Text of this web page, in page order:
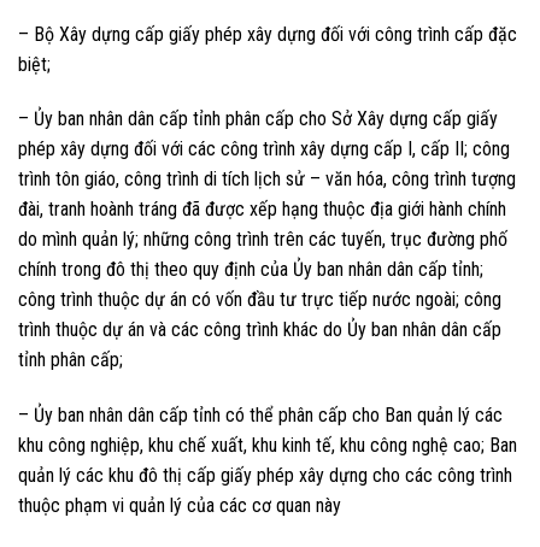
– Bộ Xây dựng cấp giấy phép xây dựng đối với công trình cấp đặc
biệt;
– Ủy ban nhân dân cấp tỉnh phân cấp cho Sở Xây dựng cấp giấy
phép xây dựng đối với các công trình xây dựng cấp I, cấp II; công
trình tôn giáo, công trình di tích lịch sử – văn hóa, công trình tượng
đài, tranh hoành tráng đã được xếp hạng thuộc địa giới hành chính
do mình quản lý; những công trình trên các tuyến, trục đường phố
chính trong đô thị theo quy định của Ủy ban nhân dân cấp tỉnh;
công trình thuộc dự án có vốn đầu tư trực tiếp nước ngoài; công
trình thuộc dự án và các công trình khác do Ủy ban nhân dân cấp
tỉnh phân cấp;
– Ủy ban nhân dân cấp tỉnh có thể phân cấp cho Ban quản lý các
khu công nghiệp, khu chế xuất, khu kinh tế, khu công nghệ cao; Ban
quản lý các khu đô thị cấp giấy phép xây dựng cho các công trình
thuộc phạm vi quản lý của các cơ quan này